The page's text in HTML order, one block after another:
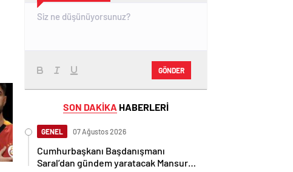
GÖNDER
SON DAKİKA HABERLERİ
GENEL 07 Ağustos 2026
Cumhurbaşkanı Başdanışmanı
Saral’dan gündem yaratacak Mansur